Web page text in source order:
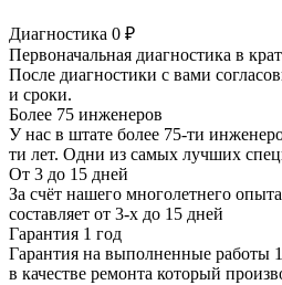
Диагностика 0 ₽
Первоначальная диагностика в
После диагностики с вами
и сроки.
Более 75 инженеров
У нас в штате более 75-ти
ти лет. Одни из самых лучших
От 3 до 15 дней
За счёт нашего многолетнего
составляет от 3-х до 15 дней
Гарантия 1 год
Гарантия на выполненные работы
в качестве ремонта который